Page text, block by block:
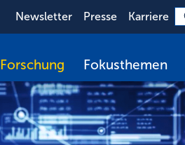
Newsletter Presse Karriere
Forschung Fokusthemen